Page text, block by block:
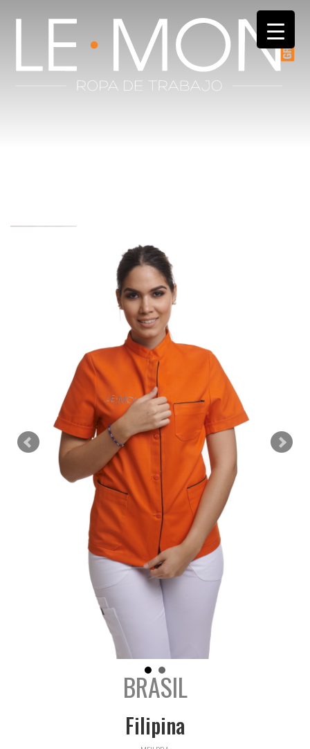
BRASIL
Filipina